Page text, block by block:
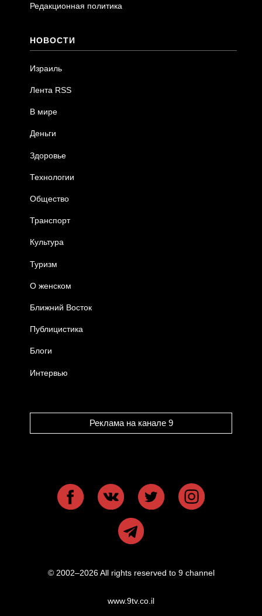
Редакционная политика
НОВОСТИ
Израиль
Лента RSS
В мире
Деньги
Здоровье
Технологии
Общество
Транспорт
Культура
Туризм
О женском
Ближний Восток
Публицистика
Блоги
Интервью
Реклама на канале 9
© 2002–2026 All rights reserved to 9 channel
www.9tv.co.il